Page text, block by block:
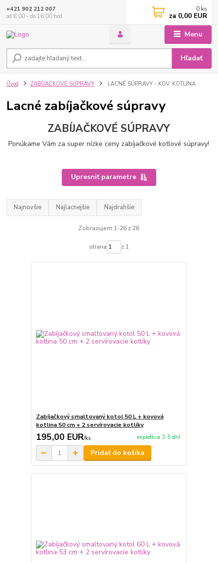
Menu
Hľadať
+421 902 212 007
od 8:00 - do 16:00 hod
0 ks
za 0,00 EUR
Úvod ZABÍJAČKOVÉ SÚPRAVY LACNÉ SÚPRAVY - KOV. KOTLINA
Lacné zabíjačkové súpravy
ZABÍJAČKOVÉ SÚPRAVY
Ponúkame Vám za super nízke ceny zabíjačkové kotlové súpravy!
Upresniť parametre
Najnovšie Najlacnejšie Najdrahšie
Zobrazujem 1-26 z 26
strana z 1
Zabíjačkový smaltovaný kotol 50 L + kovová
kotlina 50 cm + 2 servírovacie kotlíky
195,00 EUR/ks expedícia 3-5 dní
Pridať do košíka